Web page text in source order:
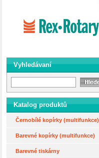
Vyhledávaní
Katalog produktů
Černobílé kopírky (multifunkce)
Barevné kopírky (multifunkce)
Barevné tiskárny